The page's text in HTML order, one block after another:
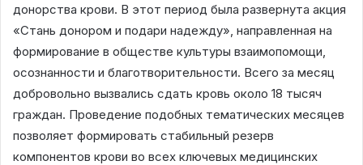
донорства крови. В этот период была развернута акция
«Стань донором и подари надежду», направленная на
формирование в обществе культуры взаимопомощи,
осознанности и благотворительности. Всего за месяц
добровольно вызвались сдать кровь около 18 тысяч
граждан. Проведение подобных тематических месяцев
позволяет формировать стабильный резерв
компонентов крови во всех ключевых медицинских